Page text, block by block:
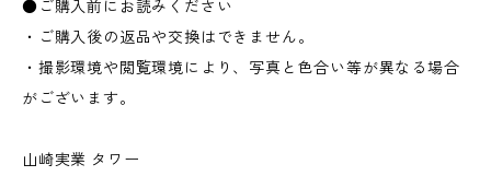
●ご購入前にお読みください
・ご購入後の返品や交換はできません。
・撮影環境や閲覧環境により、写真と色合い等が異なる場合
がございます。
山崎実業 タワー